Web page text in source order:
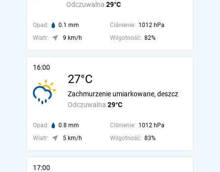
Odczuwalna 29°C
Opad: 0.1 mm Ciśnienie: 1012 hPa
Wiatr:
9 km/h Wilgotność: 82%
16:00
27°C
Odczuwalna 29°C
Zachmurzenie umiarkowane, deszcz
Opad: 0.8 mm Ciśnienie: 1012 hPa
Wiatr:
5 km/h Wilgotność: 83%
17:00